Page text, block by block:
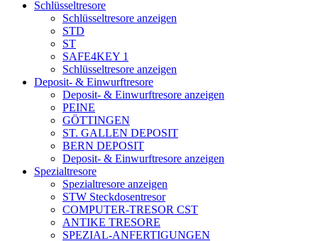
Schlüsseltresore
Schlüsseltresore anzeigen
STD
ST
SAFE4KEY 1
Schlüsseltresore anzeigen
Deposit- & Einwurftresore
Deposit- & Einwurftresore anzeigen
PEINE
GÖTTINGEN
ST. GALLEN DEPOSIT
BERN DEPOSIT
Deposit- & Einwurftresore anzeigen
Spezialtresore
Spezialtresore anzeigen
STW Steckdosentresor
COMPUTER-TRESOR CST
ANTIKE TRESORE
SPEZIAL-ANFERTIGUNGEN